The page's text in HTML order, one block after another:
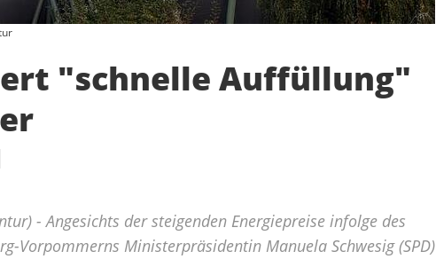
"schnelle Auffüllung"
- Angesichts der steigenden Energiepreise infolge des
Vorpommerns Ministerpräsidentin Manuela Schwesig (SPD)